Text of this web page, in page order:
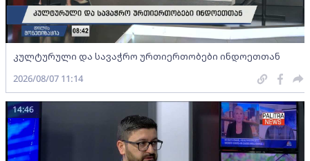
კულტურული და სავაჭრო ურთიერთობები ინდოეთთან
2026/08/07 11:14
14:46